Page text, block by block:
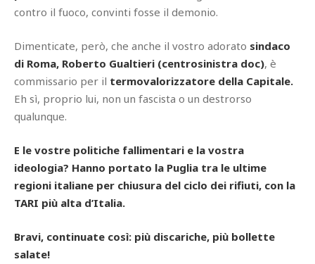
contro il fuoco, convinti fosse il demonio.
Dimenticate, però, che anche il vostro adorato sindaco
di Roma, Roberto Gualtieri (centrosinistra doc), è
commissario per il termovalorizzatore della Capitale.
Eh sì, proprio lui, non un fascista o un destrorso
qualunque.
E le vostre politiche fallimentari e la vostra
ideologia? Hanno portato la Puglia tra le ultime
regioni italiane per chiusura del ciclo dei rifiuti, con la
TARI più alta d’Italia.
Bravi, continuate così: più discariche, più bollette
salate!